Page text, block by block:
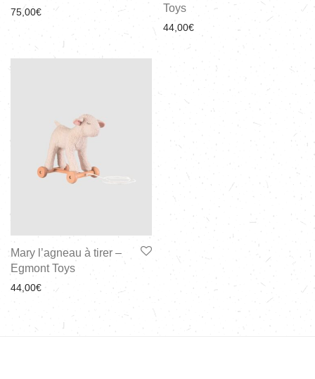
75,00€
Toys
44,00€
Mary l’agneau à tirer –
Egmont Toys
44,00€